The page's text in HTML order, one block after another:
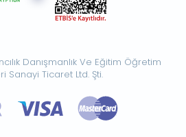
Danışmanlık Ve Eğitim Öğretim
Sanayi Ticaret Ltd. Şti.